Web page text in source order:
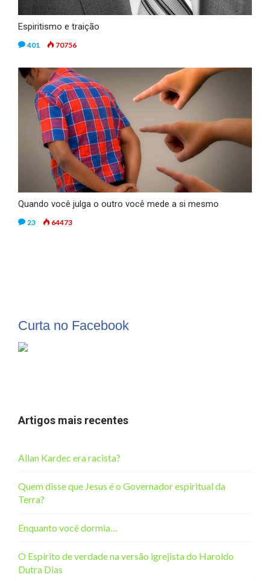
Espiritismo e traição
401 70756
Quando você julga o outro você mede a si mesmo
23 64473
Curta no Facebook
Artigos mais recentes
Allan Kardec era racista?
Quem disse que Jesus é o Governador espiritual da
Terra?
Enquanto você dormia…
O Espírito de verdade na versão igrejista do Haroldo
Dutra Dias